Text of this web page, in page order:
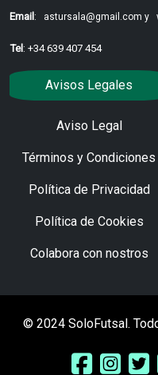
Email: astursala@gmail.com y
Tel: +34 639 407 454
Avisos Legales
Aviso Legal
Términos y Condiciones
Política de Privacidad
Política de Cookies
Colabora con nostros
© 2024 SoloFutsal.